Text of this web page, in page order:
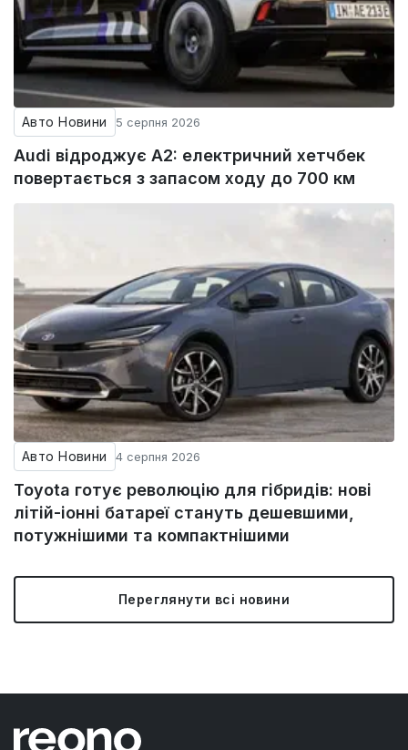
Авто Новини 5 серпня 2026
Audi відроджує A2: електричний хетчбек
повертається з запасом ходу до 700 км
Авто Новини 4 серпня 2026
Toyota готує революцію для гібридів: нові
літій-іонні батареї стануть дешевшими,
потужнішими та компактнішими
Переглянути всі новини